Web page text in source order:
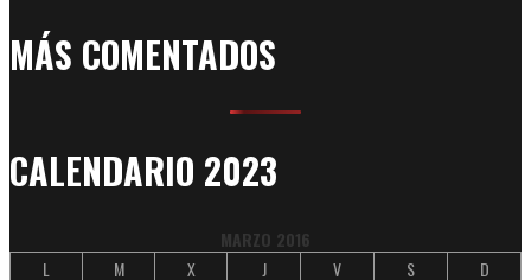
MÁS COMENTADOS
CALENDARIO 2023
MARZO 2016
L
M X J V S D